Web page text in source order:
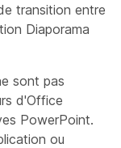
transition entre
Diaporama
sont pas
d'Office
PowerPoint.
ou